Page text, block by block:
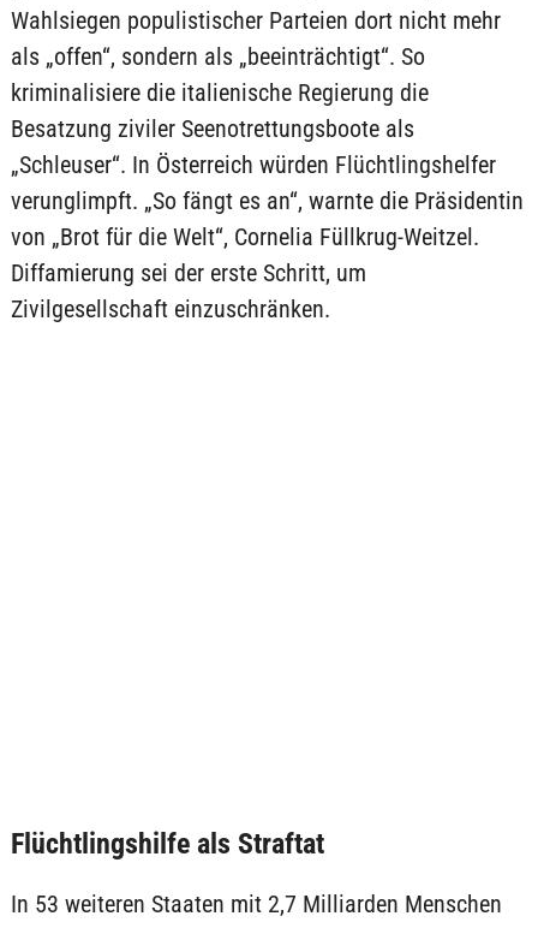
Wahlsiegen populistischer Parteien dort nicht mehr
als „offen“, sondern als „beeinträchtigt“. So
kriminalisiere die italienische Regierung die
Besatzung ziviler Seenotrettungsboote als
„Schleuser“. In Österreich würden Flüchtlingshelfer
verunglimpft. „So fängt es an“, warnte die Präsidentin
von „Brot für die Welt“, Cornelia Füllkrug-Weitzel.
Diffamierung sei der erste Schritt, um
Zivilgesellschaft einzuschränken.
Flüchtlingshilfe als Straftat
In 53 weiteren Staaten mit 2,7 Milliarden Menschen